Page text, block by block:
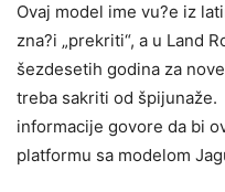
Ovaj model ime vu?e iz
zna?i „prekriti“, a u Land
šezdesetih godina za
treba sakriti od
informacije govore da bi
platformu sa modelom